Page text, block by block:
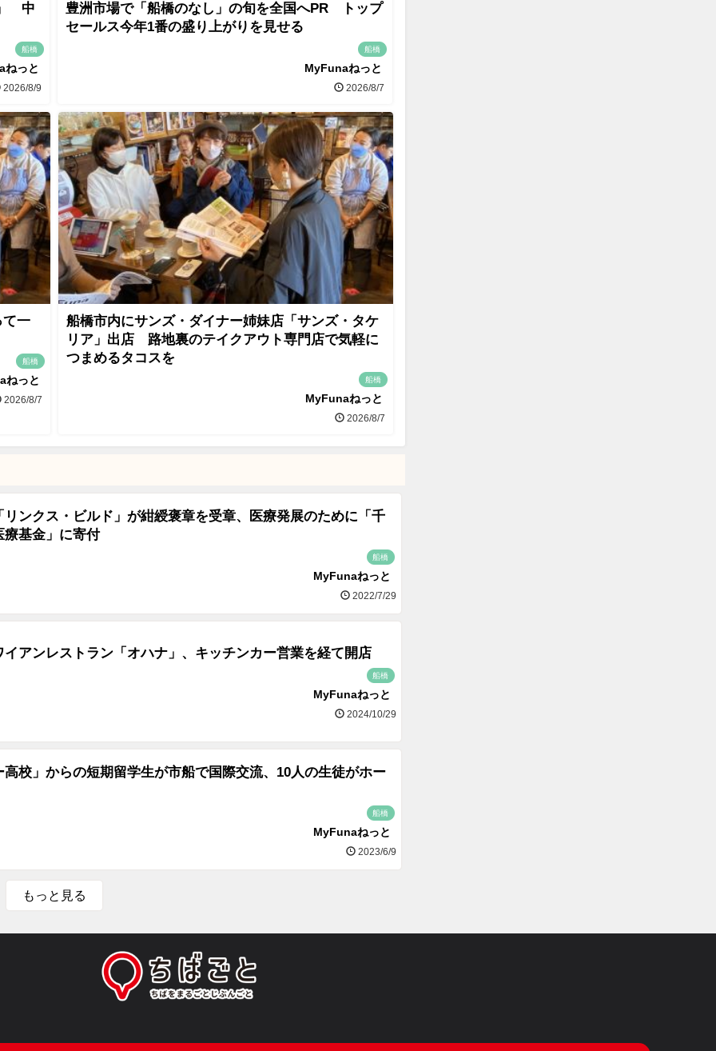
中
船橋
ねっと
2026/8/9
豊洲市場で「船橋のなし」の旬を全国へPR トップ
セールス今年1番の盛り上がりを見せる
船橋
MyFunaねっと
2026/8/7
て一
船橋
ねっと
2026/8/7
船橋市内にサンズ・ダイナー姉妹店「サンズ・タケ
リア」出店 路地裏のテイクアウト専門店で気軽に
つまめるタコスを
船橋
MyFunaねっと
2026/8/7
リンクス・ビルド」が紺綬褒章を受章、医療発展のために「千
療基金」に寄付
船橋
MyFunaねっと
2022/7/29
イアンレストラン「オハナ」、キッチンカー営業を経て開店
船橋
MyFunaねっと
2024/10/29
高校」からの短期留学生が市船で国際交流、10人の生徒がホー
船橋
MyFunaねっと
2023/6/9
もっと見る